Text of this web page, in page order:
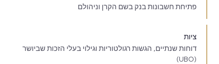
פתיחת חשבונות בנק בשם הקרן וניהולם
ציות
דוחות שנתיים, הגשות רגולטוריות וגילוי בעלי הזכות שביושר
(UBO)